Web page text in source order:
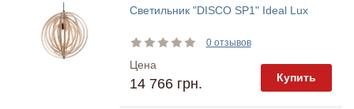
Светильник "DISCO SP1" Ideal Lux
0 отзывов
Цена
14 766 грн. Купить